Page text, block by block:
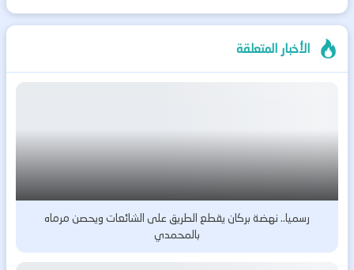
الأخبار المتعلقة
رسميا.. نهضة بركان يقطع الطريق على الشائعات ويحصن مرماه
بالمحمدي